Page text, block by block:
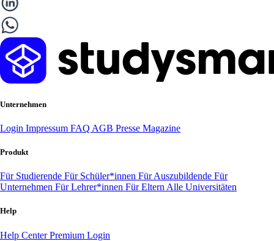
Unternehmen
Login Impressum FAQ AGB Presse Magazine
Produkt
Für Studierende Für Schüler*innen Für Auszubildende Für
Unternehmen Für Lehrer*innen Für Eltern Alle Universitäten
Help
Help CenterPremium Login